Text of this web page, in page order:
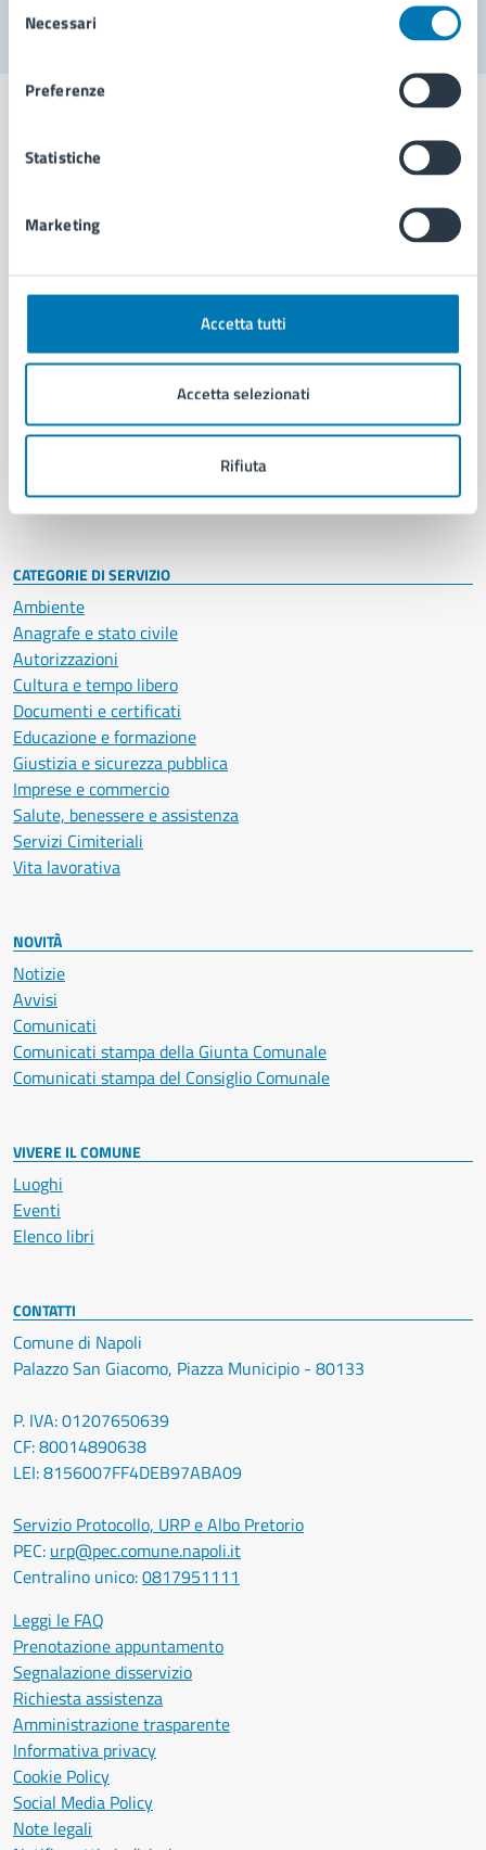
delNecessari
Preferenze
Statistiche
Marketing
Accetta tutti
Accetta selezionati
Rifiuta
Aree amministrative
Uffici
Politici
Intranet, posta aziendale e protocollo
CATEGORIE DI SERVIZIO
Ambiente
Anagrafe e stato civile
Autorizzazioni
Cultura e tempo libero
Documenti e certificati
Educazione e formazione
Giustizia e sicurezza pubblica
Imprese e commercio
Salute, benessere e assistenza
Servizi Cimiteriali
Vita lavorativa
NOVITÀ
Notizie
Avvisi
Comunicati
Comunicati stampa della Giunta Comunale
Comunicati stampa del Consiglio Comunale
VIVERE IL COMUNE
Luoghi
Eventi
Elenco libri
CONTATTI
Comune di Napoli
Palazzo San Giacomo, Piazza Municipio - 80133
P. IVA: 01207650639
CF: 80014890638
LEI: 8156007FF4DEB97ABA09
Servizio Protocollo, URP e Albo Pretorio
PEC: urp@pec.comune.napoli.it
Centralino unico:0817951111
Leggi le FAQ
Prenotazione appuntamento
Segnalazione disservizio
Richiesta assistenza
Amministrazione trasparente
Informativa privacy
Cookie Policy
Social Media Policy
Note legali